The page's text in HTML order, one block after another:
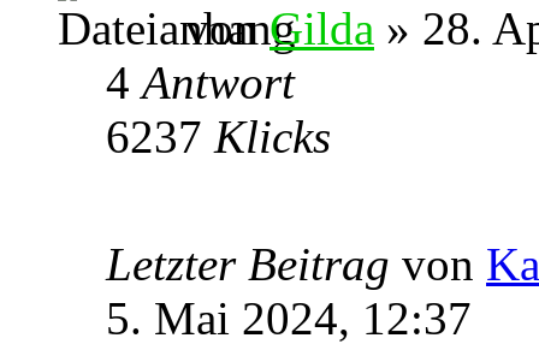
vonGilda » 28.
4Antwort
6237 Klicks
Letzter Beitrag von
5. Mai 2024, 12:37